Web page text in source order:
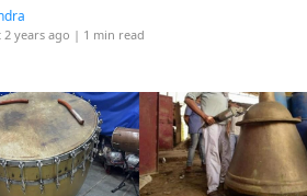
2 years ago | 1 min read